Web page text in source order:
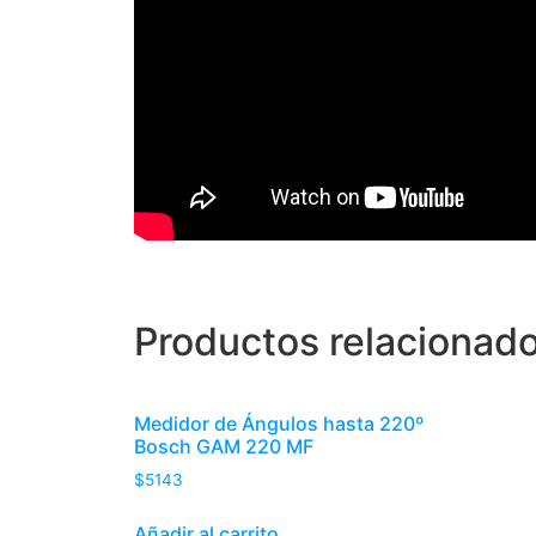
Productos
Medidor de Ángulos hasta 220º
Bosch GAM 220 MF
$5143